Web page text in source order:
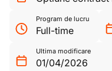
Program de lucru
Full-time
Ultima modificare
01/04/2026